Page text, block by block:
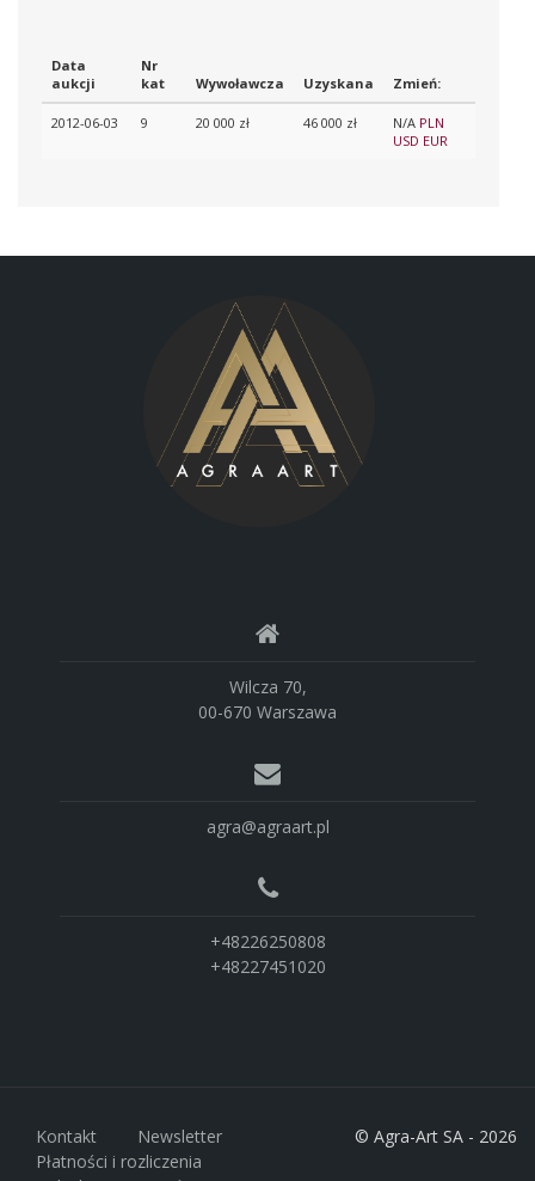
Data
aukcji
Nr
kat
Wywoławcza Uzyskana Zmień:
2012-06-03 9 20 000 zł 46 000 zł N/A PLN
USD EUR
Wilcza 70,
00-670 Warszawa
agra@agraart.pl
+48226250808
+48227451020
Kontakt
Newsletter
Płatności i rozliczenia
© Agra-Art SA - 2026